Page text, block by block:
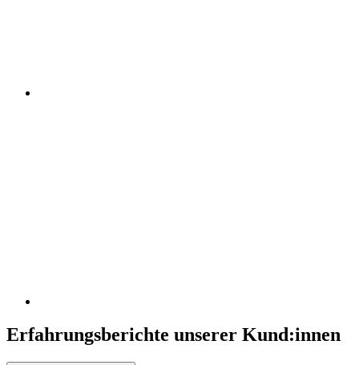
Erfahrungsberichte unserer Kund:innen